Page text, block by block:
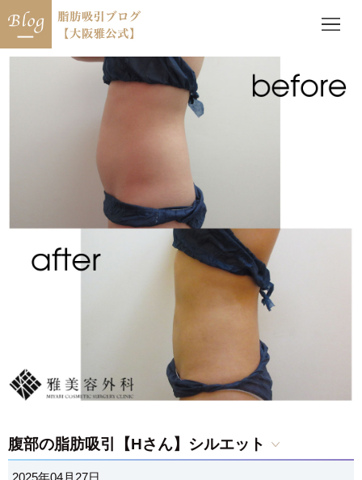
腹部の脂肪吸引【Hさん】シルエット
2025年04月27日